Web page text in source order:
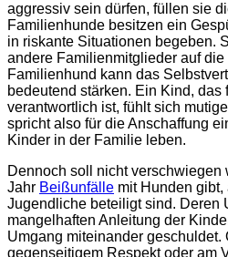
aggressiv sein dürfen, füllen sie
Familienhunde besitzen ein
in riskante Situationen begeben.
andere Familienmitglieder auf
Familienhund kann das
bedeutend stärken. Ein Kind,
verantwortlich ist, fühlt sich
spricht also für die Anschaffung
Kinder in der Familie leben.
Dennoch soll nicht verschwiegen
Jahr Beißunfälle mit Hunden
Jugendliche beteiligt sind. Deren
mangelhaften Anleitung der
Umgang miteinander geschuldet.
gegenseitigem Respekt oder am